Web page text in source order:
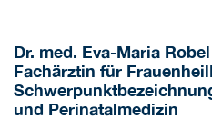
Dr. med. Eva-Maria Robel
Fachärztin für
und Perinatalmedizin